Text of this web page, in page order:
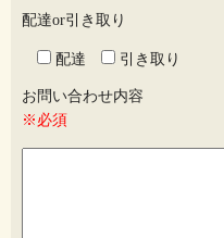
配達or引き取り
配達 引き取り
お問い合わせ内容
※必須